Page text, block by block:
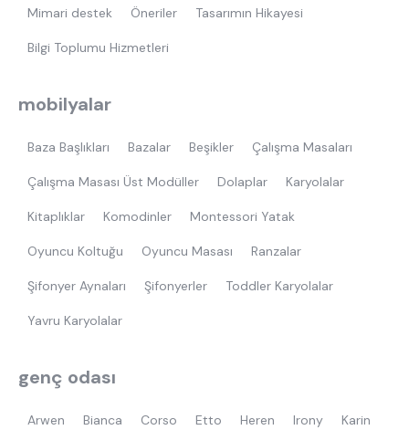
Mimari destek Öneriler Tasarımın Hikayesi
Bilgi Toplumu Hizmetleri
mobilyalar
Baza Başlıkları Bazalar Beşikler Çalışma Masaları
Çalışma Masası Üst Modüller Dolaplar Karyolalar
Kitaplıklar Komodinler Montessori Yatak
Oyuncu Koltuğu Oyuncu Masası Ranzalar
Şifonyer Aynaları Şifonyerler Toddler Karyolalar
Yavru Karyolalar
genç odası
Arwen Bianca Corso Etto Heren Irony Karin